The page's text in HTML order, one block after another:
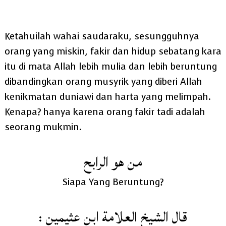
Ketahuilah wahai saudaraku, sesungguhnya
orang yang miskin, fakir dan hidup sebatang kara
itu di mata Allah lebih mulia dan lebih beruntung
dibandingkan orang musyrik yang diberi Allah
kenikmatan duniawi dan harta yang melimpah.
Kenapa? hanya karena orang fakir tadi adalah
seorang mukmin.
من هو الرابح
Siapa Yang Beruntung?
: ‏قال الشيخ العلامة ابن عثيمين